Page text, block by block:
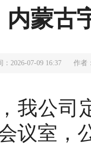
内蒙古
：2026-07-09 16:37 作者
我公司
议室，